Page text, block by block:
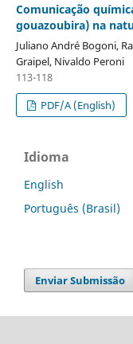
Comunicação
gouazoubira) na
Juliano André Bogoni,
Graipel, Nivaldo Peroni
113-118
PDF/A (English)
Idioma
English
Português (Brasil)
Enviar Submissão